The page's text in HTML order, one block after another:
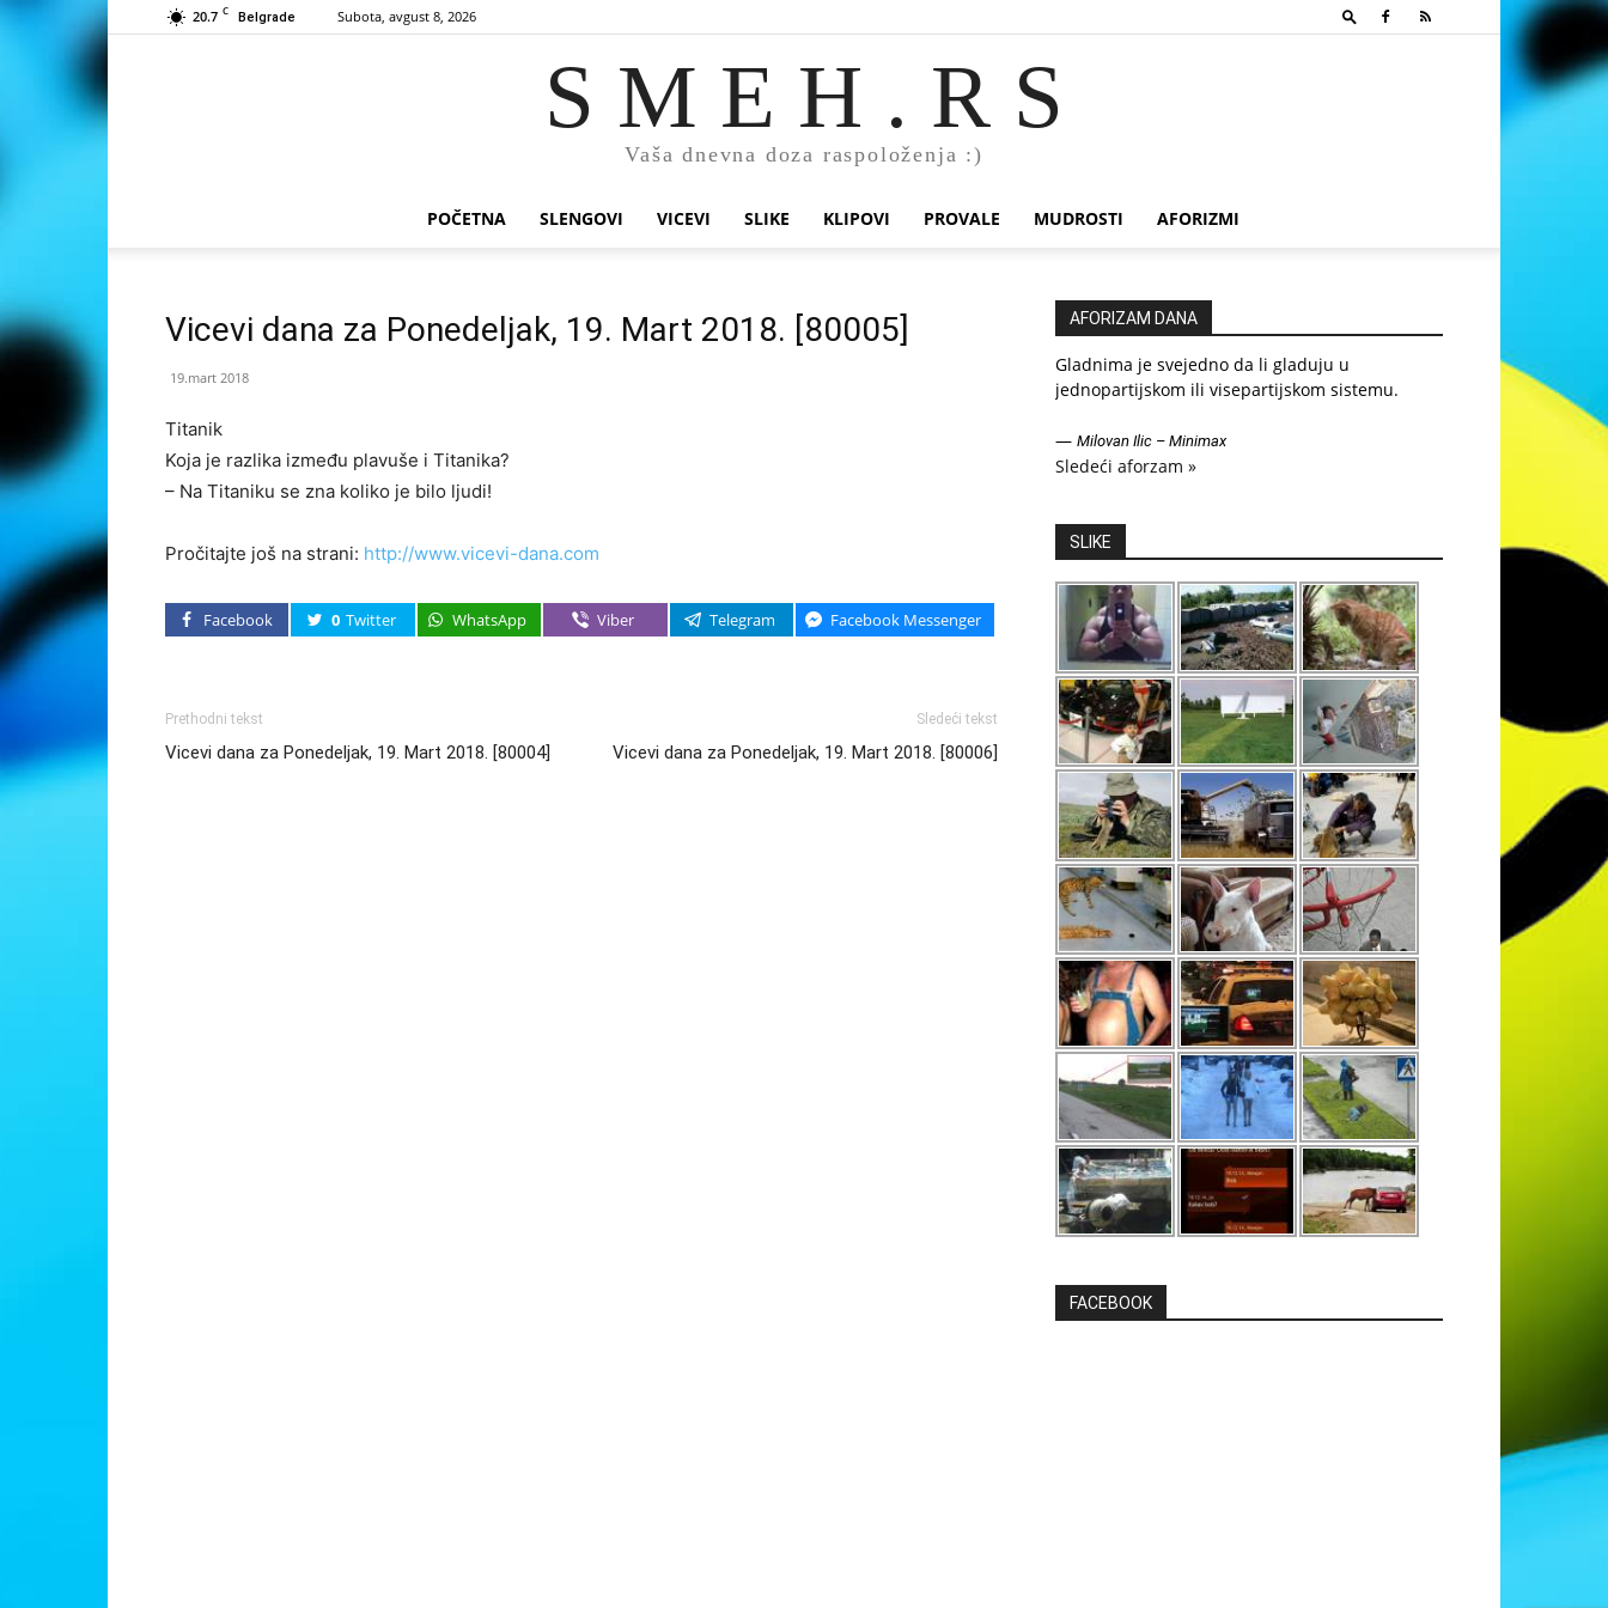
20.7 C Belgrade Subota, avgust 8, 2026
S M E H . R S
Vaša dnevna doza raspoloženja :)
POČETNA SLENGOVI VICEVI SLIKE KLIPOVI PROVALE MUDROSTI AFORIZMI
Vicevi dana za Ponedeljak, 19. Mart 2018. [80005]
19.mart 2018
Titanik
Koja je razlika između plavuše i Titanika?
– Na Titaniku se zna koliko je bilo ljudi!
Pročitajte još na strani: http://www.vicevi-dana.com
Facebook 0 Twitter WhatsApp Viber Telegram Facebook Messenger
Prethodni tekst
Vicevi dana za Ponedeljak, 19. Mart 2018. [80004]
Sledeći tekst
Vicevi dana za Ponedeljak, 19. Mart 2018. [80006]
AFORIZAM DANA
Gladnima je svejedno da li gladuju u
jednopartijskom ili visepartijskom sistemu.
— Milovan Ilic – Minimax
Sledeći aforzam »
SLIKE
FACEBOOK